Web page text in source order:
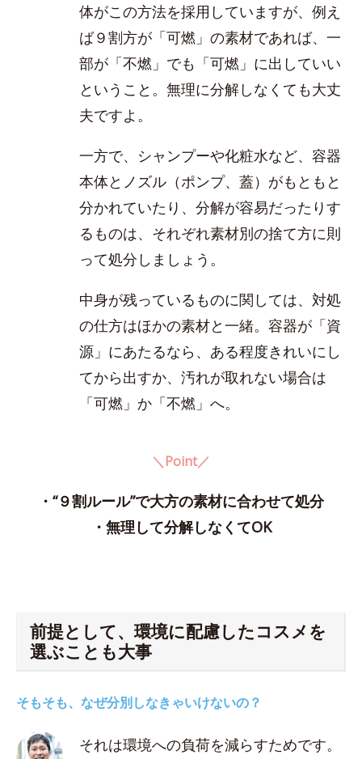
体がこの方法を採用していますが、例え
ば９割方が「可燃」の素材であれば、一
部が「不燃」でも「可燃」に出していい
ということ。無理に分解しなくても大丈
夫ですよ。
一方で、シャンプーや化粧水など、容器
本体とノズル（ポンプ、蓋）がもともと
分かれていたり、分解が容易だったりす
るものは、それぞれ素材別の捨て方に則
って処分しましょう。
中身が残っているものに関しては、対処
の仕方はほかの素材と一緒。容器が「資
源」にあたるなら、ある程度きれいにし
てから出すか、汚れが取れない場合は
「可燃」か「不燃」へ。
＼Point／
・“９割ルール”で大方の素材に合わせて処分
・無理して分解しなくてOK
前提として、環境に配慮したコスメを
選ぶことも大事
そもそも、なぜ分別しなきゃいけないの？
それは環境への負荷を減らすためです。